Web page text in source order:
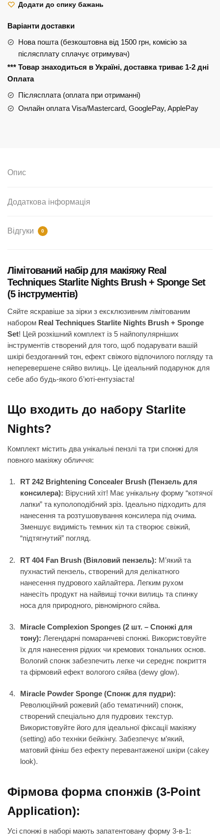
Brush
+
Set
кількість
Додати до спику бажань
Варіанти доставки
Нова пошта (безкоштовна від 1500 грн, комісію за
післясплату сплачує отримувач)
*** Товар знаходиться в Україні, доставка триває 1-2 дні
Оплата
Післясплата (оплата при отриманні)
Онлайн оплата Visa/Mastercard, GooglePay, ApplePay
Опис
Додаткова інформація
Відгуки 0
Лімітований набір для макіяжу Real
Techniques Starlite Nights Brush + Sponge Set
(5 інструментів)
Сяйте яскравіше за зірки з ексклюзивним лімітованим
набором Real Techniques Starlite Nights Brush + Sponge
Set! Цей розкішний комплект із 5 найпопулярніших
інструментів створений для того, щоб подарувати вашій
шкірі бездоганний тон, ефект свіжого відпочилого погляду та
неперевершене сяйво вилиць. Це ідеальний подарунок для
себе або будь-якого б’юті-ентузіаста!
Що входить до набору Starlite
Nights?
Комплект містить два унікальні пензлі та три спонжі для
повного макіяжу обличчя:
RT 242 Brightening Concealer Brush (Пензель для
консилера): Вірусний хіт! Має унікальну форму “котячої
лапки” та куполоподібний зріз. Ідеально підходить для
нанесення та розтушовування консилера під очима.
Зменшує видимість темних кіл та створює свіжий,
“підтягнутий” погляд.
RT 404 Fan Brush (Віяловий пензель): М’який та
пухнастий пензель, створений для делікатного
нанесення пудрового хайлайтера. Легким рухом
нанесіть продукт на найвищі точки вилиць та спинку
носа для природного, рівномірного сяйва.
Miracle Complexion Sponges (2 шт. – Спонжі для
тону): Легендарні помаранчеві спонжі. Використовуйте
їх для нанесення рідких чи кремових тональних основ.
Вологий спонж забезпечить легке чи середнє покриття
та фірмовий ефект вологого сяйва (dewy glow).
Miracle Powder Sponge (Спонж для пудри):
Революційний рожевий (або тематичний) спонж,
створений спеціально для пудрових текстур.
Використовуйте його для ідеальної фіксації макіяжу
(setting) або техніки бейкінгу. Забезпечує м’який,
матовий фініш без ефекту перевантаженої шкіри (cakey
look).
Фірмова форма спонжів (3-Point
Application):
Усі спонжі в наборі мають запатентовану форму 3-в-1: